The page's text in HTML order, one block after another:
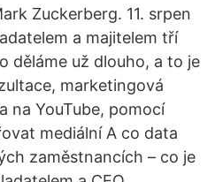
Zuckerberg. 11. srpen
a majitelem tří
děláme už dlouho, a to je
marketingová
na YouTube, pomocí
mediální A co data
zaměstnancích – co je